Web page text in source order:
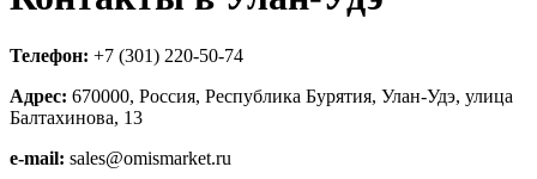
Телефон: +7 (301) 220-50-74
Адрес: 670000, Россия, Республика Бурятия, Улан-Удэ, улица
Балтахинова, 13
e-mail: sales@omismarket.ru